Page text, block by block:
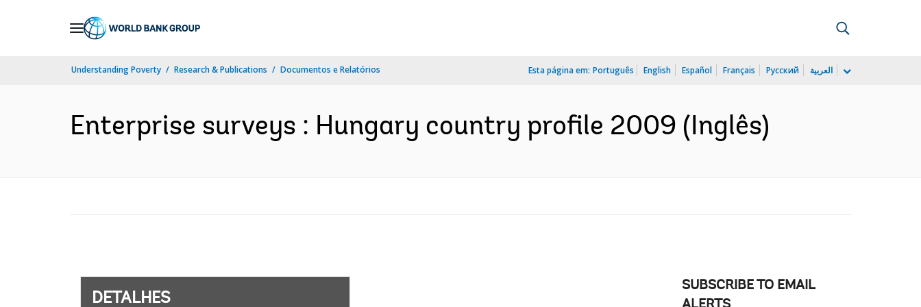
Understanding Poverty Research & Publications Documentos e Relatórios Esta página em: Português English Español Français Русский العربية
Enterprise surveys : Hungary country profile 2009 (Inglês)
DETALHES
SUBSCRIBE TO EMAIL